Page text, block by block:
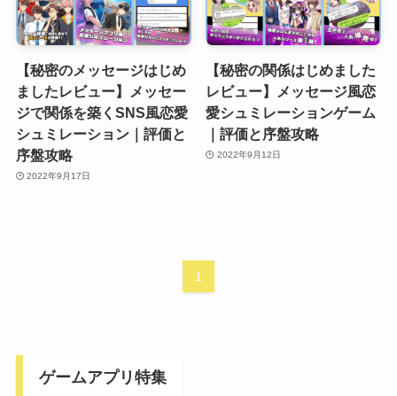
【秘密のメッセージはじめ
ましたレビュー】メッセー
ジで関係を築くSNS風恋愛
シュミレーション｜評価と
序盤攻略
2022年9月17日
【秘密の関係はじめました
レビュー】メッセージ風恋
愛シュミレーションゲーム
｜評価と序盤攻略
2022年9月12日
1
ゲームアプリ特集